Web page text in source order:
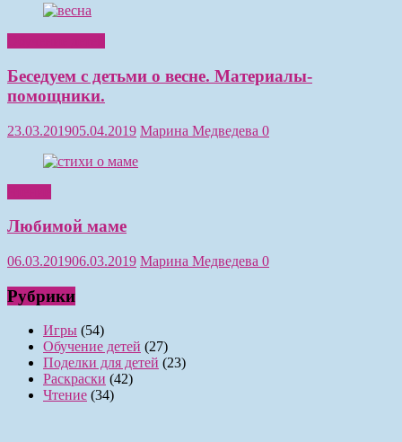
Беседуем с детьми о весне. Материалы-
помощники.
23.03.201905.04.2019 Марина Медведева 0
Любимой маме
06.03.201906.03.2019 Марина Медведева 0
Рубрики
Игры (54)
Обучение детей (27)
Поделки для детей (23)
Раскраски (42)
Чтение (34)